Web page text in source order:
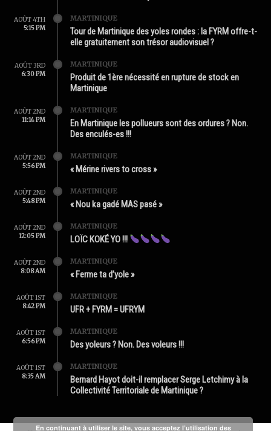
AOÛT 4TH
5:15 PM
MARTINIQUE
Tour de Martinique des yoles rondes : la FYRM offre-t-
elle gratuitement son trésor audiovisuel ?
AOÛT 3RD
6:30 PM
MARTINIQUE
Produit de 1ère nécessité en rupture de stock en
Martinique
AOÛT 2ND
11:14 PM
MARTINIQUE
En Martinique les pollueurs sont des ordures ? Non.
Des enculés-es !!!
AOÛT 2ND
5:56 PM
MARTINIQUE
« Mérine rivers to cross »
AOÛT 2ND
5:48 PM
MARTINIQUE
« Nou ka gadé MAS pasé »
AOÛT 2ND
12:05 PM
MARTINIQUE
LOÏC KOKÉ YO !!!
AOÛT 2ND
8:08 AM
MARTINIQUE
« Ferme ta d’yole »
AOÛT 1ST
8:42 PM
MARTINIQUE
UFR + FYRM = UFRYM
AOÛT 1ST
6:56 PM
MARTINIQUE
Des yoleurs ? Non. Des voleurs !!!
AOÛT 1ST
8:35 AM
MARTINIQUE
Bernard Hayot doit-il remplacer Serge Letchimy à la
Collectivité Territoriale de Martinique ?
En continuant à utiliser le site, vous acceptez l’utilisation des